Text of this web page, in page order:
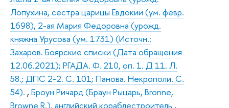
Лопухина, сестра царицы Евдокии (ум. февр.
1698), 2-ая Мария Федоровна (урожд.
княжна Урусова (ум. 1731) (Источн.:
Захаров. Боярские списки (Дата обращения
12.06.2021); РГАДА. Ф. 210, оп. 1. Д 11. Л.
58.; ДПС 2-2. С. 101; Панова. Некрополи. С.
54). , Броун Ричард (Браун Рыцарь, Bronne,
Browne R.), английский кораблестроитель ,